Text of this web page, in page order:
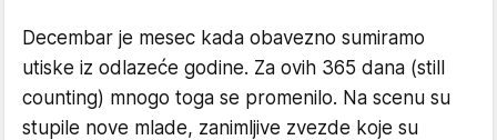
Decembar je mesec kada obavezno sumiramo
utiske iz odlazeće godine. Za ovih 365 dana (still
counting) mnogo toga se promenilo. Na scenu su
stupile nove mlade, zanimljive zvezde koje su